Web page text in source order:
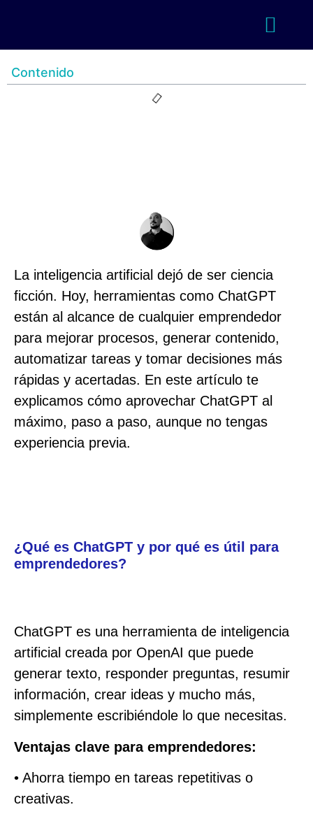
Contenido
La inteligencia artificial dejó de ser ciencia
ficción. Hoy, herramientas como ChatGPT
están al alcance de cualquier emprendedor
para mejorar procesos, generar contenido,
automatizar tareas y tomar decisiones más
rápidas y acertadas. En este artículo te
explicamos cómo aprovechar ChatGPT al
máximo, paso a paso, aunque no tengas
experiencia previa.
¿Qué es ChatGPT y por qué es útil para
emprendedores?
ChatGPT es una herramienta de inteligencia
artificial creada por OpenAI que puede
generar texto, responder preguntas, resumir
información, crear ideas y mucho más,
simplemente escribiéndole lo que necesitas.
Ventajas clave para emprendedores:
• Ahorra tiempo en tareas repetitivas o
creativas.